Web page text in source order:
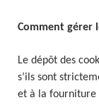
Comment gérer
Le dépôt des
s’ils sont
et à la fourniture